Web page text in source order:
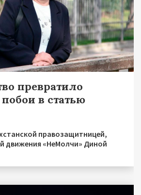
превратило
в статью
правозащитницей,
движения «НеМолчи» Диной